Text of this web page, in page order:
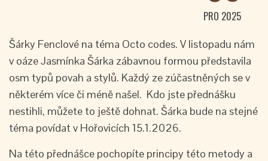
PRO 2025
Šárky Fenclové na téma Octo codes. V listopadu nám
v oáze Jasmínka Šárka zábavnou formou představila
osm typů povah a stylů. Každý ze zúčastněných se v
některém více či méně našel. Kdo jste přednášku
nestihli, můžete to ještě dohnat. Šárka bude na stejné
téma povídat v Hořovicích 15.1.2026.
Na této přednášce pochopíte principy této metody a